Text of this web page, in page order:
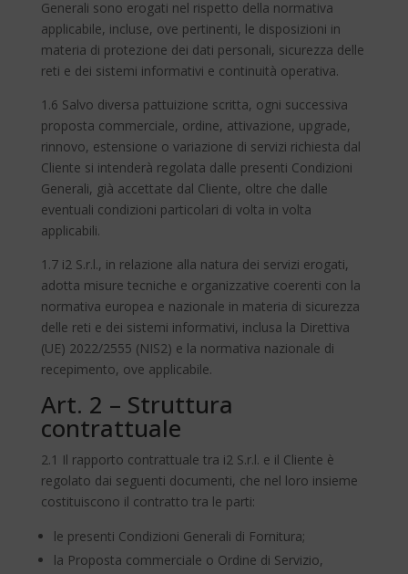
Generali sono erogati nel rispetto della normativa
applicabile, incluse, ove pertinenti, le disposizioni in
materia di protezione dei dati personali, sicurezza delle
reti e dei sistemi informativi e continuità operativa.
1.6 Salvo diversa pattuizione scritta, ogni successiva
proposta commerciale, ordine, attivazione, upgrade,
rinnovo, estensione o variazione di servizi richiesta dal
Cliente si intenderà regolata dalle presenti Condizioni
Generali, già accettate dal Cliente, oltre che dalle
eventuali condizioni particolari di volta in volta
applicabili.
1.7 i2 S.r.l., in relazione alla natura dei servizi erogati,
adotta misure tecniche e organizzative coerenti con la
normativa europea e nazionale in materia di sicurezza
delle reti e dei sistemi informativi, inclusa la Direttiva
(UE) 2022/2555 (NIS2) e la normativa nazionale di
recepimento, ove applicabile.
Art. 2 – Struttura
contrattuale
2.1 Il rapporto contrattuale tra i2 S.r.l. e il Cliente è
regolato dai seguenti documenti, che nel loro insieme
costituiscono il contratto tra le parti:
le presenti Condizioni Generali di Fornitura;
la Proposta commerciale o Ordine di Servizio,